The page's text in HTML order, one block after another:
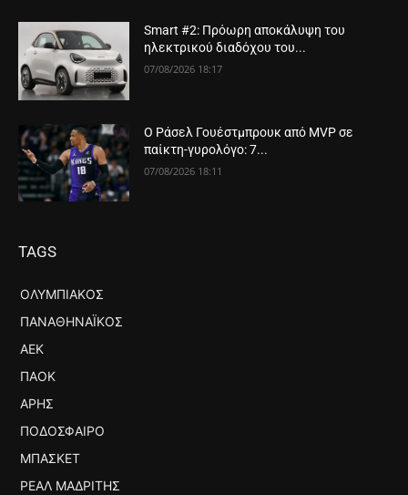
Smart #2: Πρόωρη αποκάλυψη του
ηλεκτρικού διαδόχου του...
07/08/2026 18:17
Ο Ράσελ Γουέστμπρουκ από MVP σε
παίκτη-γυρολόγο: 7...
07/08/2026 18:11
TAGS
ΟΛΥΜΠΙΑΚΌΣ
ΠΑΝΑΘΗΝΑΪΚΌΣ
ΑΕΚ
ΠΑΟΚ
ΆΡΗΣ
ΠΟΔΌΣΦΑΙΡΟ
ΜΠΆΣΚΕΤ
ΡΕΆΛ ΜΑΔΡΊΤΗΣ